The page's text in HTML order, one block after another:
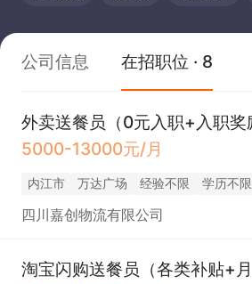
公司信息 在招职位 · 8
5000-13000元/月
内江市 万达广场 经验不限 学历不限
四川嘉创物流有限公司